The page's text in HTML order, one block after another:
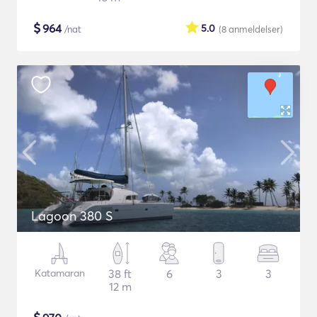
$964/nat (8anmeldelser)
5.0
Lagoon 380 S
Katamaran
38 ft
12 m
6 3 3